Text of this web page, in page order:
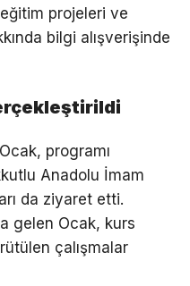
projeleri ve
bilgi alışverişinde
programı
Anadolu İmam
da ziyaret etti.
gelen Ocak, kurs
çalışmalar